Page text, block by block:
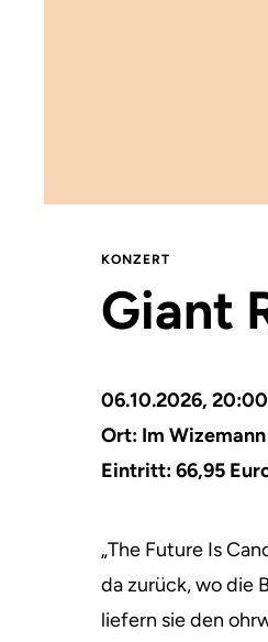
KONZERT
Giant
06.10.2026,
Ort: Im
Eintritt: 66,95
„The Future Is
da zurück, wo die
liefern sie den